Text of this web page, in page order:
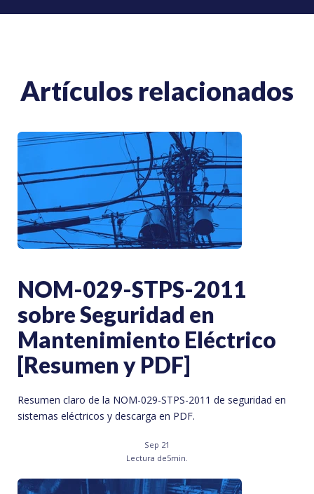
Artículos relacionados
NOM-029-STPS-2011
sobre Seguridad en
Mantenimiento Eléctrico
[Resumen y PDF]
Resumen claro de la NOM-029-STPS-2011 de seguridad en
sistemas eléctricos y descarga en PDF.
Sep 21
Lectura de5min.